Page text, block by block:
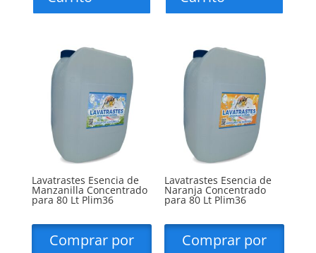
Lavatrastes Esencia de
Manzanilla Concentrado
para 80 Lt Plim36
Comprar por
Lavatrastes Esencia de
Naranja Concentrado
para 80 Lt Plim36
Comprar por